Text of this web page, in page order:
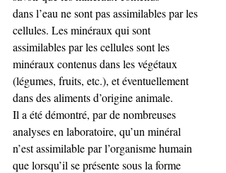
dans l’eau ne sont pas assimilables par les
cellules. Les minéraux qui sont
assimilables par les cellules sont les
minéraux contenus dans les végétaux
(légumes, fruits, etc.), et éventuellement
dans des aliments d’origine animale.
Il a été démontré, par de nombreuses
analyses en laboratoire, qu’un minéral
n’est assimilable par l’organisme humain
que lorsqu’il se présente sous la forme